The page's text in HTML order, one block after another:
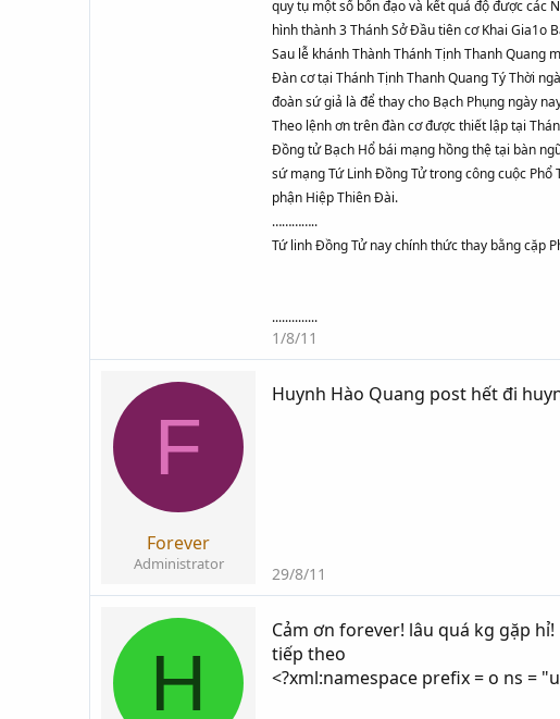
quy tụ một số bổn đạo và kết quả độ được các
hình thành 3 Thánh Sở Đầu tiên cơ Khai Gia1o
Sau lễ khánh Thành Thánh Tịnh Thanh Quang
Đàn cơ tại Thánh Tịnh Thanh Quang Tý Thời
đoàn sứ giả là để thay cho Bạch Phụng ngày
Theo lệnh ơn trên đàn cơ được thiết lập tại
Đồng tử Bạch Hổ bái mạng hồng thệ tại bàn
sứ mạng Tứ Linh Đồng Tử trong công cuộc
phận Hiệp Thiên Đài.
…………..
Tứ linh Đồng Tử nay chính thức thay bằng cặp
..............
1/8/11
F
Forever
Administrator
Huynh Hào Quang post hết đi
29/8/11
H
Cảm ơn forever! lâu quá kg gặp hỉ!
tiếp theo
<?xml:namespace prefix = o ns =